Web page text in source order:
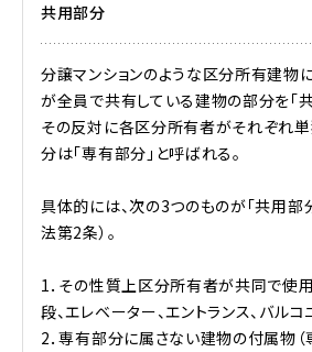
共用部分
分譲マンションのような区分所有建物
が全員で共有している建物の部分を「共
その反対に各区分所有者がそれぞれ
分は「専有部分」と呼ばれる。
具体的には、次の3つのものが「共用部
法第2条）。
1．その性質上区分所有者が共同で使
段、エレベーター、エントランス、バルコ
2．専有部分に属さない建物の付属物